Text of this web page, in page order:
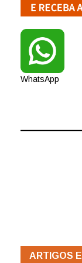
WhatsApp
ARTIGOS